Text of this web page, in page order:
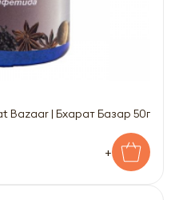
Bazaar | Бхарат Базар 50г
+